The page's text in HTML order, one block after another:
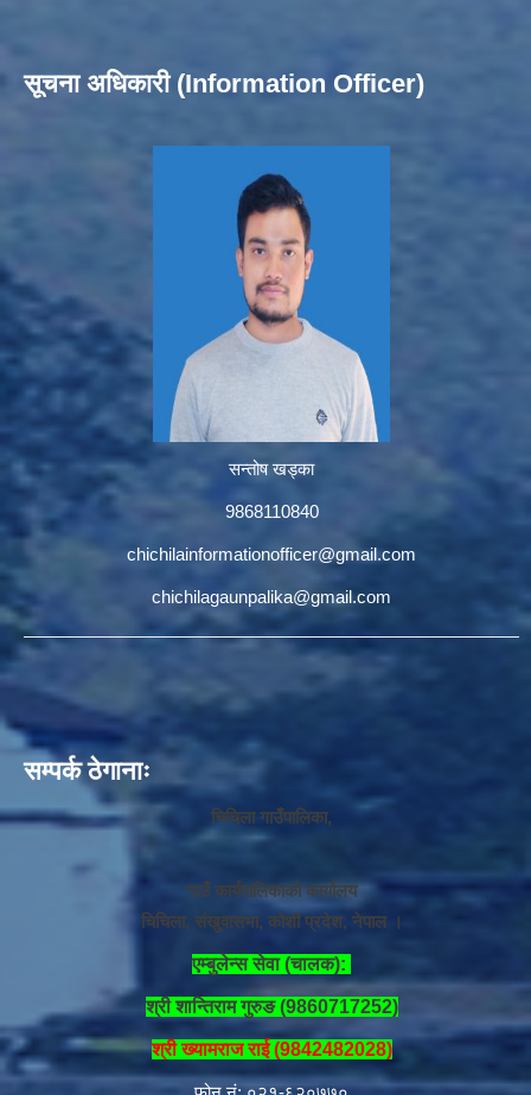
सूचना अधिकारी (Information Officer)
सन्तोष खड्का
9868110840
chichilainformationofficer@gmail.com
chichilagaunpalika@gmail.com
सम्पर्क ठेगानाः
चिचिला गाउँपालिका,
गाउँ कार्यपालिकाको कार्यालय
चिचिला, संखुवासभा, कोशी प्रदेश, नेपाल ।
एम्बुलेन्स सेवा (चालक):
श्री शान्तिराम गुरुङ (9860717252)
श्री ख्यामराज राई (9842482028)